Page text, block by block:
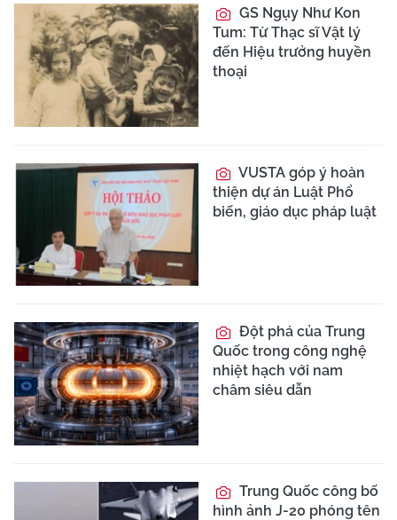
GS Ngụy Như Kon
Tum: Từ Thạc sĩ Vật lý
đến Hiệu trưởng huyền
thoại
VUSTA góp ý hoàn
thiện dự án Luật Phổ
biến, giáo dục pháp luật
Đột phá của Trung
Quốc trong công nghệ
nhiệt hạch với nam
châm siêu dẫn
Trung Quốc công bố
hình ảnh J-20 phóng tên